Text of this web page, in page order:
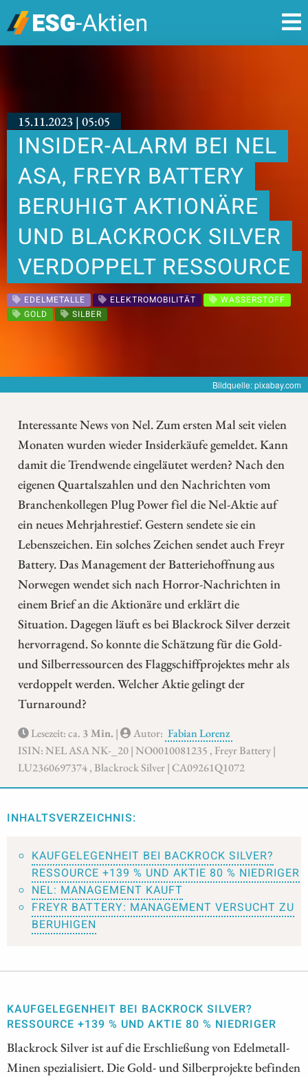
15.11.2023 | 05:05
INSIDER-ALARM BEI NEL
ASA, FREYR BATTERY
BERUHIGT AKTIONÄRE
UND BLACKROCK SILVER
VERDOPPELT RESSOURCE
EDELMETALLE ELEKTROMOBILITÄT
WASSERSTOFF
GOLD
SILBER
Bildquelle: pixabay.com
Interessante News von Nel. Zum ersten Mal seit vielen
Monaten wurden wieder Insiderkäufe gemeldet. Kann
damit die Trendwende eingeläutet werden? Nach den
eigenen Quartalszahlen und den Nachrichten vom
Branchenkollegen Plug Power fiel die Nel-Aktie auf
ein neues Mehrjahrestief. Gestern sendete sie ein
Lebenszeichen. Ein solches Zeichen sendet auch Freyr
Battery. Das Management der Batteriehoffnung aus
Norwegen wendet sich nach Horror-Nachrichten in
einem Brief an die Aktionäre und erklärt die
Situation. Dagegen läuft es bei Blackrock Silver derzeit
hervorragend. So konnte die Schätzung für die Gold-
und Silberressourcen des Flaggschiffprojektes mehr als
verdoppelt werden. Welcher Aktie gelingt der
Turnaround?
Lesezeit: ca. 3 Min. | Autor: Fabian Lorenz
ISIN: NEL ASA NK-_20 | NO0010081235 , Freyr Battery |
LU2360697374 , Blackrock Silver | CA09261Q1072
INHALTSVERZEICHNIS:
KAUFGELEGENHEIT BEI BACKROCK SILVER?
RESSOURCE +139 % UND AKTIE 80 % NIEDRIGER
NEL: MANAGEMENT KAUFT
FREYR BATTERY: MANAGEMENT VERSUCHT ZU
BERUHIGEN
KAUFGELEGENHEIT BEI BACKROCK SILVER?
RESSOURCE +139 % UND AKTIE 80 % NIEDRIGER
Blackrock Silver ist auf die Erschließung von Edelmetall-
Minen spezialisiert. Die Gold- und Silberprojekte befinden